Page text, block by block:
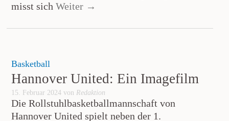
misst sich Weiter →
Basketball
Hannover United: Ein Imagefilm
15. Februar 2024 von Redaktion
Die Rollstuhlbasketballmannschaft von
Hannover United spielt neben der 1.